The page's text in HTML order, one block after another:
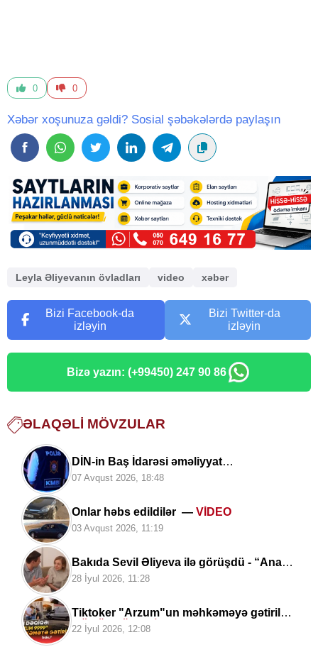
0 0
Xəbər xoşunuza gəldi? Sosial şəbəkələrdə paylaşın
Leyla Əliyevanın övladları video xəbər
Bizi Facebook-da
izləyin
Bizi Twitter-da
izləyin
Bizə yazın: (+99450) 247 90 86
ƏLAQƏLI MÖVZULAR
DİN-in Baş İdarəsi əməliyyat
keçirib:Tutulan şəxslər kimlərdir?
07 Avqust 2026, 18:48
Onlar həbs edildilər — VİDEO
03 Avqust 2026, 11:19
Bakıda Sevil Əliyeva ilə görüşdü - “Ana”
mahnısını oxudu+
28 İyul 2026, 11:28
Tiktoker "Arzum"un məhkəməyə gətirilmə
GÖRÜNTÜLƏRİ
22 İyul 2026, 12:08